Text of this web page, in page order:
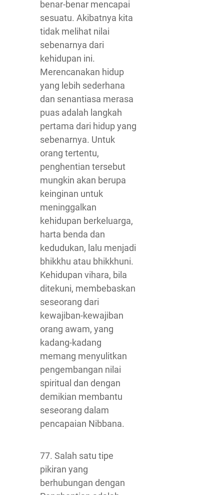
benar-benar mencapai
sesuatu. Akibatnya kita
tidak melihat nilai
sebenarnya dari
kehidupan ini.
Merencanakan hidup
yang lebih sederhana
dan senantiasa merasa
puas adalah langkah
pertama dari hidup yang
sebenarnya. Untuk
orang tertentu,
penghentian tersebut
mungkin akan berupa
keinginan untuk
meninggalkan
kehidupan berkeluarga,
harta benda dan
kedudukan, lalu menjadi
bhikkhu atau bhikkhuni.
Kehidupan vihara, bila
ditekuni, membebaskan
seseorang dari
kewajiban-kewajiban
orang awam, yang
kadang-kadang
memang menyulitkan
pengembangan nilai
spiritual dan dengan
demikian membantu
seseorang dalam
pencapaian Nibbana.
77. Salah satu tipe
pikiran yang
berhubungan dengan